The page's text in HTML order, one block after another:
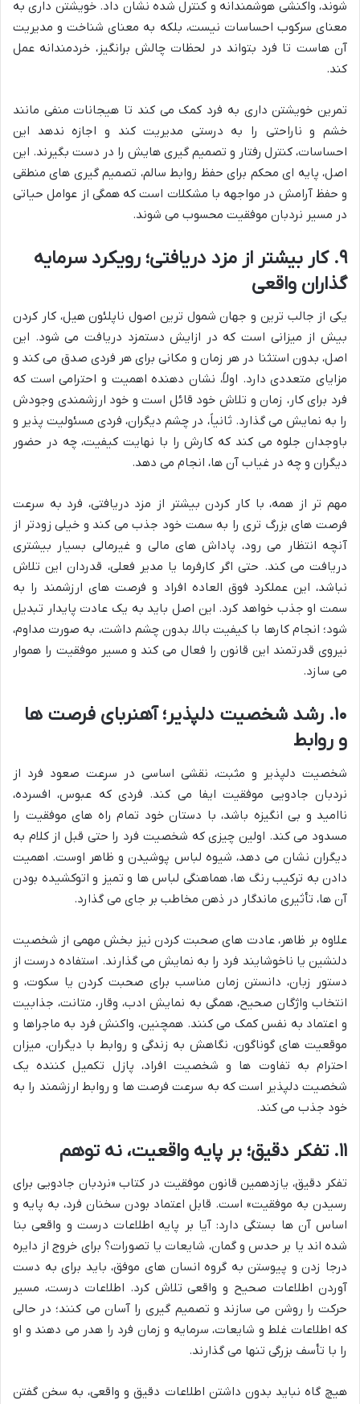
شوند، واکنشی هوشمندانه و کنترل شده نشان داد. خویشتن داری به
معنای سرکوب احساسات نیست، بلکه به معنای شناخت و مدیریت
آن هاست تا فرد بتواند در لحظات چالش برانگیز، خردمندانه عمل
کند.
تمرین خویشتن داری به فرد کمک می کند تا هیجانات منفی مانند
خشم و ناراحتی را به درستی مدیریت کند و اجازه ندهد این
احساسات، کنترل رفتار و تصمیم گیری هایش را در دست بگیرند. این
اصل، پایه ای محکم برای حفظ روابط سالم، تصمیم گیری های منطقی
و حفظ آرامش در مواجهه با مشکلات است که همگی از عوامل حیاتی
در مسیر نردبان موفقیت محسوب می شوند.
۹. کار بیشتر از مزد دریافتی؛ رویکرد سرمایه
گذاران واقعی
یکی از جالب ترین و جهان شمول ترین اصول ناپلئون هیل، کار کردن
بیش از میزانی است که در ازایش دستمزد دریافت می شود. این
اصل، بدون استثنا در هر زمان و مکانی برای هر فردی صدق می کند و
مزایای متعددی دارد. اولاً، نشان دهنده اهمیت و احترامی است که
فرد برای کار، زمان و تلاش خود قائل است و خود ارزشمندی وجودش
را به نمایش می گذارد. ثانیاً، در چشم دیگران، فردی مسئولیت پذیر و
باوجدان جلوه می کند که کارش را با نهایت کیفیت، چه در حضور
دیگران و چه در غیاب آن ها، انجام می دهد.
مهم تر از همه، با کار کردن بیشتر از مزد دریافتی، فرد به سرعت
فرصت های بزرگ تری را به سمت خود جذب می کند و خیلی زودتر از
آنچه انتظار می رود، پاداش های مالی و غیرمالی بسیار بیشتری
دریافت می کند. حتی اگر کارفرما یا مدیر فعلی، قدردان این تلاش
نباشد، این عملکرد فوق العاده افراد و فرصت های ارزشمند را به
سمت او جذب خواهد کرد. این اصل باید به یک عادت پایدار تبدیل
شود؛ انجام کارها با کیفیت بالا، بدون چشم داشت، به صورت مداوم،
نیروی قدرتمند این قانون را فعال می کند و مسیر موفقیت را هموار
می سازد.
۱۰. رشد شخصیت دلپذیر؛ آهنربای فرصت ها
و روابط
شخصیت دلپذیر و مثبت، نقشی اساسی در سرعت صعود فرد از
نردبان جادویی موفقیت ایفا می کند. فردی که عبوس، افسرده،
ناامید و بی انگیزه باشد، با دستان خود تمام راه های موفقیت را
مسدود می کند. اولین چیزی که شخصیت فرد را حتی قبل از کلام به
دیگران نشان می دهد، شیوه لباس پوشیدن و ظاهر اوست. اهمیت
دادن به ترکیب رنگ ها، هماهنگی لباس ها و تمیز و اتوکشیده بودن
آن ها، تأثیری ماندگار در ذهن مخاطب بر جای می گذارد.
علاوه بر ظاهر، عادت های صحبت کردن نیز بخش مهمی از شخصیت
دلنشین یا ناخوشایند فرد را به نمایش می گذارند. استفاده درست از
دستور زبان، دانستن زمان مناسب برای صحبت کردن یا سکوت، و
انتخاب واژگان صحیح، همگی به نمایش ادب، وقار، متانت، جذابیت
و اعتماد به نفس کمک می کنند. همچنین، واکنش فرد به ماجراها و
موقعیت های گوناگون، نگاهش به زندگی و روابط با دیگران، میزان
احترام به تفاوت ها و شخصیت افراد، پازل تکمیل کننده یک
شخصیت دلپذیر است که به سرعت فرصت ها و روابط ارزشمند را به
خود جذب می کند.
۱۱. تفکر دقیق؛ بر پایه واقعیت، نه توهم
تفکر دقیق، یازدهمین قانون موفقیت در کتاب «نردبان جادویی برای
رسیدن به موفقیت» است. قابل اعتماد بودن سخنان فرد، به پایه و
اساس آن ها بستگی دارد: آیا بر پایه اطلاعات درست و واقعی بنا
شده اند یا بر حدس و گمان، شایعات یا تصورات؟ برای خروج از دایره
درجا زدن و پیوستن به گروه انسان های موفق، باید برای به دست
آوردن اطلاعات صحیح و واقعی تلاش کرد. اطلاعات درست، مسیر
حرکت را روشن می سازند و تصمیم گیری را آسان می کنند؛ در حالی
که اطلاعات غلط و شایعات، سرمایه و زمان فرد را هدر می دهند و او
را با تأسف بزرگی تنها می گذارند.
هیچ گاه نباید بدون داشتن اطلاعات دقیق و واقعی، به سخن گفتن